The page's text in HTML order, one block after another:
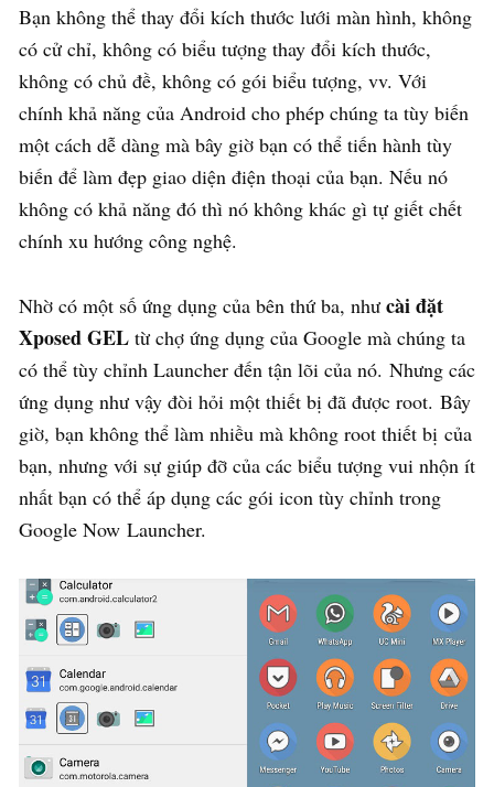
Bạn không thể thay đổi kích thước lưới màn hình, không
có cử chỉ, không có biểu tượng thay đổi kích thước,
không có chủ đề, không có gói biểu tượng, vv. Với
chính khả năng của Android cho phép chúng ta tùy biến
một cách dễ dàng mà bây giờ bạn có thể tiến hành tùy
biến để làm đẹp giao diện điện thoại của bạn. Nếu nó
không có khả năng đó thì nó không khác gì tự giết chết
chính xu hướng công nghệ.
Nhờ có một số ứng dụng của bên thứ ba, nhưcài đặt
Xposed GEL từ chợ ứng dụng của Google mà chúng ta
có thể tùy chỉnh Launcher đến tận lõi của nó. Nhưng các
ứng dụng như vậy đòi hỏi một thiết bị đã được root. Bây
giờ, bạn không thể làm nhiều mà không root thiết bị của
bạn, nhưng với sự giúp đỡ của các biểu tượng vui nhộn ít
nhất bạn có thể áp dụng các gói icon tùy chỉnh trong
Google Now Launcher.